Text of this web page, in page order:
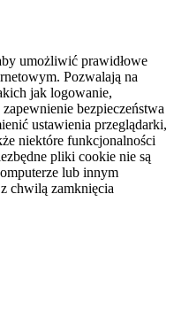
umożliwić prawidłowe
Pozwalają na
jak logowanie,
bezpieczeństwa
ustawienia przeglądarki,
niektóre funkcjonalności
pliki cookie nie są
lub innym
chwilą zamknięcia